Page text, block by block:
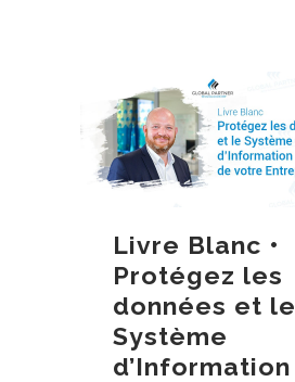
Livre Blanc •
Protégez les
données et le
Système
d’Information